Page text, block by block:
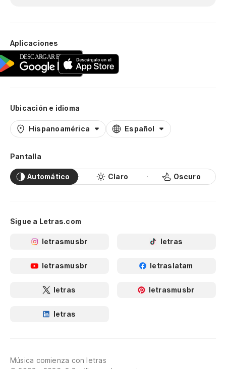
Aplicaciones
Ubicación e idioma
Hispanoamérica Español
Pantalla
Automático Claro Oscuro
Sigue a Letras.com
letrasmusbr letras
letrasmusbr letraslatam
letras letrasmusbr
letras
Música comienza con letras